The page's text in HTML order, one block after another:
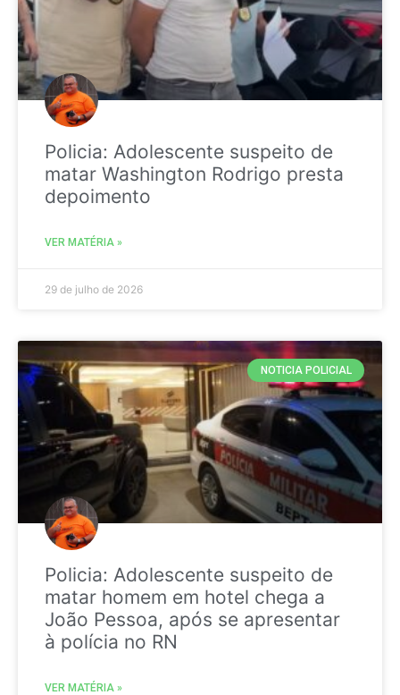
Policia: Adolescente suspeito de
matar Washington Rodrigo presta
depoimento
VER MATÉRIA »
29 de julho de 2026
NOTICIA POLICIAL
Policia: Adolescente suspeito de
matar homem em hotel chega a
João Pessoa, após se apresentar
à polícia no RN
VER MATÉRIA »